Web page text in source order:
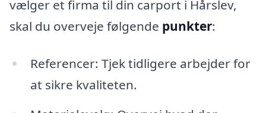
vælger et firma til din carport i Hårslev,
skal du overveje følgende punkter:
Referencer: Tjek tidligere arbejder for
at sikre kvaliteten.